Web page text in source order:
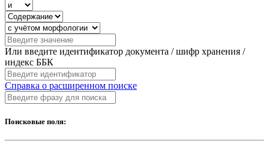
Или введите идентификатор документа / шифр хранения /
индекс ББК
Справка о расширенном поиске
Поисковые поля: